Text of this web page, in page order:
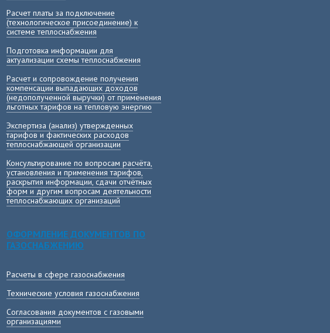
Расчет платы за подключение
(технологическое присоединение) к
системе теплоснабжения
Подготовка информации для
актуализации схемы теплоснабжения
Расчет и сопровождение получения
компенсации выпадающих доходов
(недополученной выручки) от применения
льготных тарифов на тепловую энергию
Экспертиза (анализ) утвержденных
тарифов и фактических расходов
теплоснабжающей организации
Консультирование по вопросам расчёта,
установления и применения тарифов,
раскрытия информации, сдачи отчётных
форм и другим вопросам деятельности
теплоснабжающих организаций
ОФОРМЛЕНИЕ ДОКУМЕНТОВ ПО
ГАЗОСНАБЖЕНИЮ
Расчеты в сфере газоснабжения
Технические условия газоснабжения
Согласования документов с газовыми
организациями